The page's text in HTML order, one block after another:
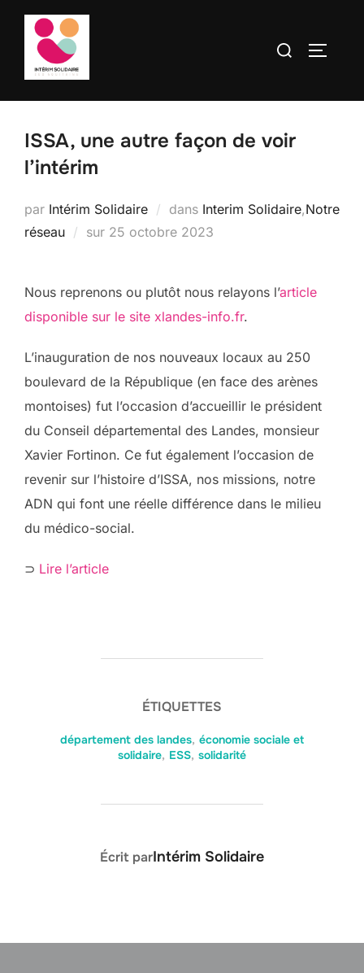
principal
Aller
contenu
Rechercher :
ISSA, une autre façon de voir
l’intérim
par Intérim Solidaire dans Interim Solidaire,Notre
réseau
sur Publié
25 octobre 2023
Nous reprenons ou plutôt nous relayons l’article
disponible sur le site xlandes-info.fr.
L’inauguration de nos nouveaux locaux au 250
boulevard de la République (en face des arènes
montoises) fut l’occasion d’accueillir le président
du Conseil départemental des Landes, monsieur
Xavier Fortinon. Ce fut également l’occasion de
revenir sur l’histoire d’ISSA, nos missions, notre
ADN qui font une réelle différence dans le milieu
du médico-social.
⊃ Lire l’article
ÉTIQUETTES
département des landes, économie sociale et
solidaire, ESS, solidarité
AUTEUR DE LA PUBLICATION
Écrit parIntérim Solidaire